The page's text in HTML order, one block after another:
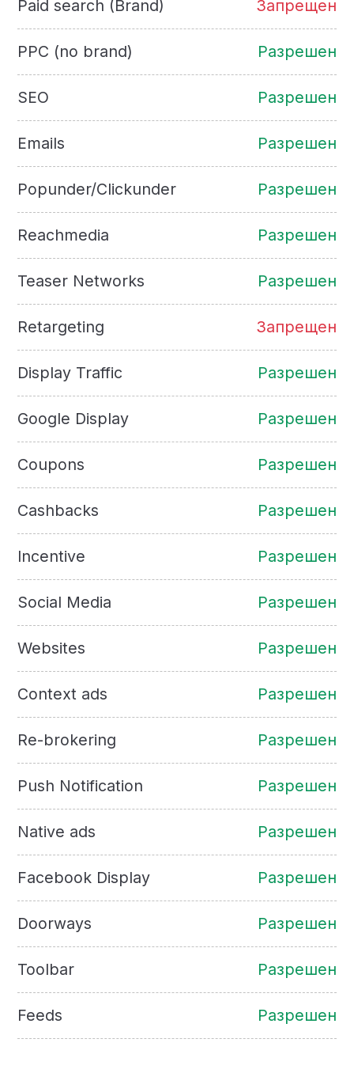
Paid search (Brand) Запрещен
PPC (no brand) Разрешен
SEO Разрешен
Emails Разрешен
Popunder/Clickunder Разрешен
Reachmedia Разрешен
Teaser Networks Разрешен
Retargeting Запрещен
Display Traffic Разрешен
Google Display Разрешен
Coupons Разрешен
Cashbacks Разрешен
Incentive Разрешен
Social Media Разрешен
Websites Разрешен
Context ads Разрешен
Re-brokering Разрешен
Push Notification Разрешен
Native ads Разрешен
Facebook Display Разрешен
Doorways Разрешен
Toolbar Разрешен
Feeds Разрешен